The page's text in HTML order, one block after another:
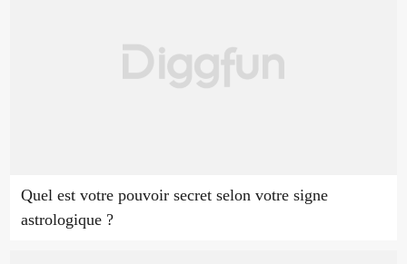
Quel est votre pouvoir secret selon votre signe
astrologique ?